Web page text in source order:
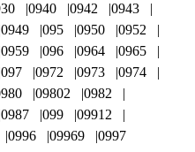
0940 0942
0943
0949 095 0950
0952
0959 096 0964
0965
097 0972 0973
0974
09802
0982
0987 099
09912
0996 09969 0997